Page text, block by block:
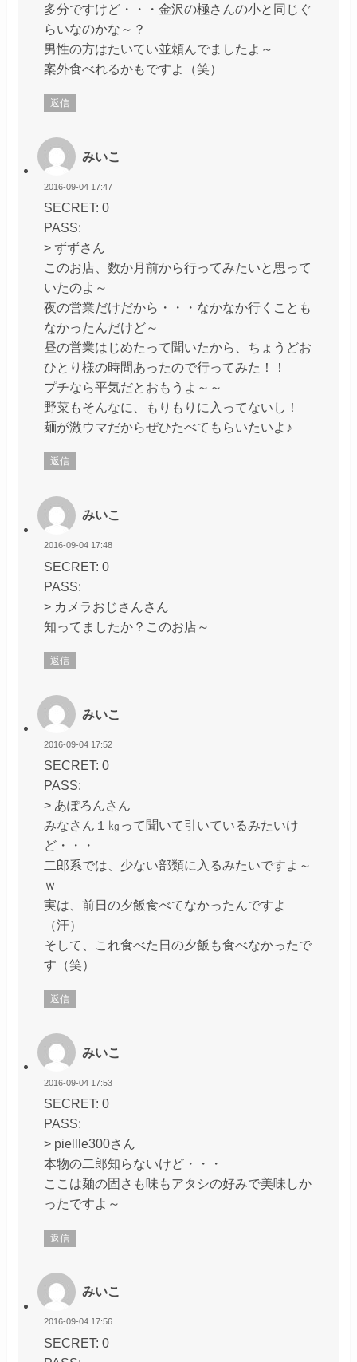
多分ですけど・・・金沢の極さんの小と同じぐ
らいなのかな～？
男性の方はたいてい並頼んでましたよ～
案外食べれるかもですよ（笑）
返信
みいこ
2016-09-04 17:47
SECRET: 0
PASS:
> ずずさん
このお店、数か月前から行ってみたいと思って
いたのよ～
夜の営業だけだから・・・なかなか行くことも
なかったんだけど～
昼の営業はじめたって聞いたから、ちょうどお
ひとり様の時間あったので行ってみた！！
プチなら平気だとおもうよ～～
野菜もそんなに、もりもりに入ってないし！
麺が激ウマだからぜひたべてもらいたいよ♪
返信
みいこ
2016-09-04 17:48
SECRET: 0
PASS:
> カメラおじさんさん
知ってましたか？このお店～
返信
みいこ
2016-09-04 17:52
SECRET: 0
PASS:
> あぽろんさん
みなさん１㎏って聞いて引いているみたいけ
ど・・・
二郎系では、少ない部類に入るみたいですよ～
ｗ
実は、前日の夕飯食べてなかったんですよ
（汗）
そして、これ食べた日の夕飯も食べなかったで
す（笑）
返信
みいこ
2016-09-04 17:53
SECRET: 0
PASS:
> piellle300さん
本物の二郎知らないけど・・・
ここは麺の固さも味もアタシの好みで美味しか
ったですよ～
返信
みいこ
2016-09-04 17:56
SECRET: 0